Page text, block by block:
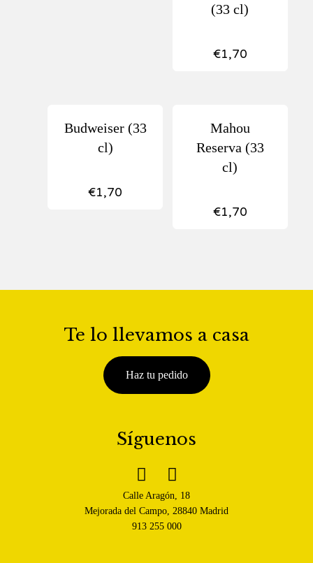
(33 cl)
€1,70
Budweiser (33
cl)
€1,70
Mahou
Reserva (33
cl)
€1,70
Te lo llevamos a casa
Haz tu pedido
Síguenos
 
Calle Aragón, 18
Mejorada del Campo, 28840 Madrid
913 255 000